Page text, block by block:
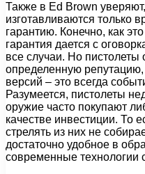
Также в Ed Brown
изготавливаются только
гарантию. Конечно, как
гарантия дается с
все случаи. Но
определенную
версий – это всегда
Разумеется, пистолеты
оружие часто покупают
качестве инвестиции. То
стрелять из них не
достаточно удобное в
современные технологии